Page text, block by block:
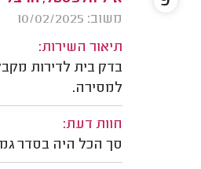
משוב: 10/02/2025
תיאור השירות:
בדק בית לדירות
למסירה.
חוות דעת:
סך הכל היה בסדר